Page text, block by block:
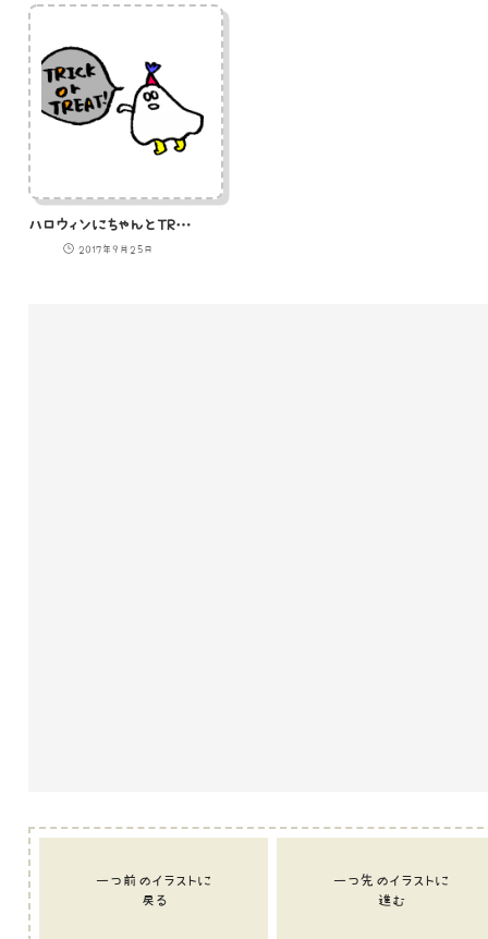
ハロウィンにちゃんとTRICK or TREATと言ってまわるおばけの変装をしたひと
2017年9月25日
一つ前のイラストに
戻る
一つ先のイラストに
進む